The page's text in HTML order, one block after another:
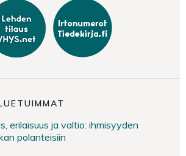
erilaisuus ja valtio: ihmisyyden
polanteisiin